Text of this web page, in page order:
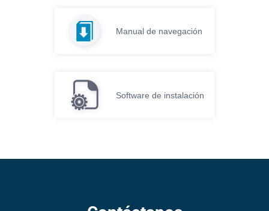
Manual de navegación
Software de instalación